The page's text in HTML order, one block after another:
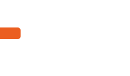
Pretraži